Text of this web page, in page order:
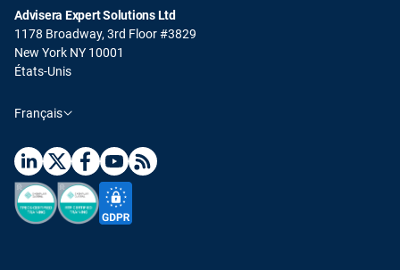
Advisera Expert Solutions Ltd
1178 Broadway, 3rd Floor #3829
New York NY 10001
États-Unis
Français